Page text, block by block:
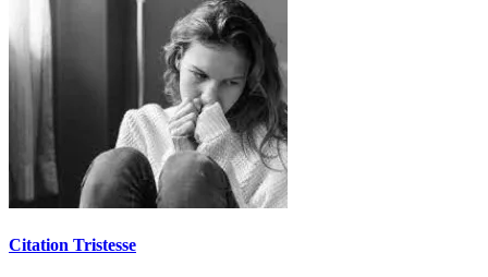
Citation Tristesse